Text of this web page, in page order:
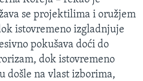
se projektilima i oružjem
istovremeno izgladnjuje
pokušava doći do
dok istovremeno
došle na vlast izborima,